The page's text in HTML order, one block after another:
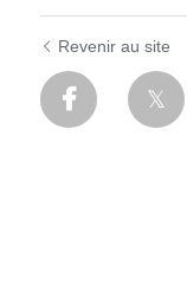
Revenir au site